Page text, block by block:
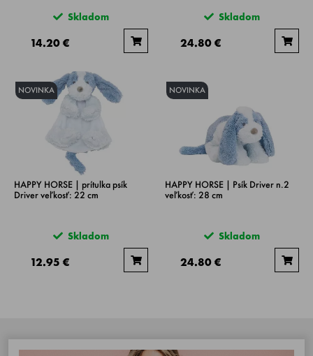
Skladom
14.20 €
Skladom
24.80 €
NOVINKA
HAPPY HORSE | prítulka psík
Driver veľkosť: 22 cm
Skladom
12.95 €
NOVINKA
HAPPY HORSE | Psík Driver n.2
veľkosť: 28 cm
Skladom
24.80 €